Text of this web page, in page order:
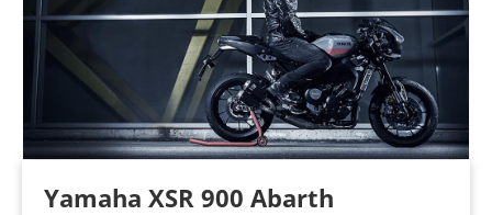
Yamaha XSR 900 Abarth